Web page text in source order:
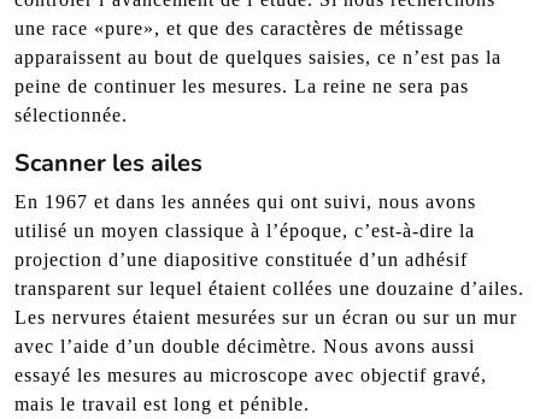
une race «pure», et que des caractères de métissage
apparaissent au bout de quelques saisies, ce n’est pas la
peine de continuer les mesures. La reine ne sera pas
sélectionnée.
Scanner les ailes
En 1967 et dans les années qui ont suivi, nous avons
utilisé un moyen classique à l’époque, c’est-à-dire la
projection d’une diapositive constituée d’un adhésif
transparent sur lequel étaient collées une douzaine d’ailes.
Les nervures étaient mesurées sur un écran ou sur un mur
avec l’aide d’un double décimètre. Nous avons aussi
essayé les mesures au microscope avec objectif gravé,
mais le travail est long et pénible.